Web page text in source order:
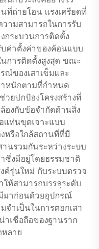
ที่ถ่ายโอน แรงเครียดที่
ามสามารถในการรับ
กระบวนการติดตั้ง
ค่าตั้งค่าของค้อนแบบ
การติดตั้งสูงสุด ขณะ
ณ์ของเสาเข็มและ
หนักตามที่กำหนด
ยปกป้องโครงสร้างที่
องกับข้อจำกัดด้านสิ่ง
แท่นขุดเจาะแบบ
หรือใกล้สถานที่ที่มี
นรวมกันระหว่างระบบ
ซึ่งมีอยู่โดยธรรมชาติ
ค์รุ่นใหม่ กับระบบตรวจ
ห้สามารถบรรลุระดับ
มาก่อนด้วยอุปกรณ์
จำเป็นในการตอกเสา
เชื่อถือของฐานราก
หลาย